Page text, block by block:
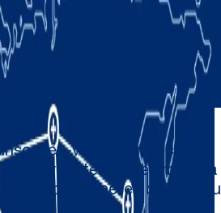
Inscrivez-vous pour recevoir
les newsletters et les mises à
jour occasionnelles de Comau